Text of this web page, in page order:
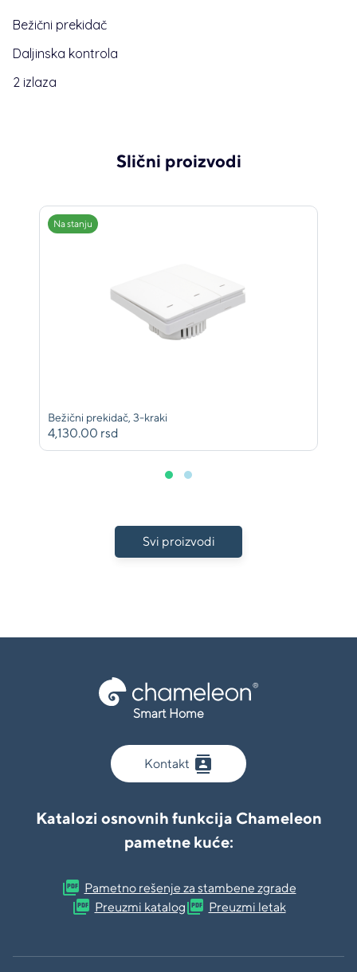
Bežični prekidač
Daljinska kontrola
2 izlaza
Slični proizvodi
Na stanju
Bežični prekidač, 3-kraki
4,130.00 rsd
Svi proizvodi
Smart Home
Kontakt contacts
Katalozi osnovnih funkcija Chameleon
pametne kuće:
picture_as_pdf Pametno rešenje za stambene zgrade
picture_as_pdf Preuzmi katalogpicture_as_pdf Preuzmi letak